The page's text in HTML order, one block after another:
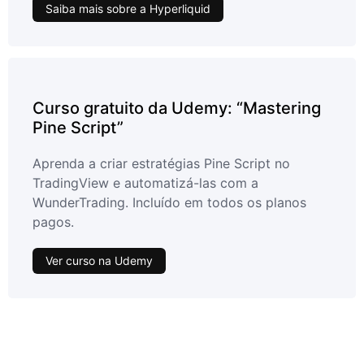
Saiba mais sobre a Hyperliquid
Curso gratuito da Udemy: “Mastering
Pine Script”
Aprenda a criar estratégias Pine Script no
TradingView e automatizá-las com a
WunderTrading. Incluído em todos os planos
pagos.
Ver curso na Udemy